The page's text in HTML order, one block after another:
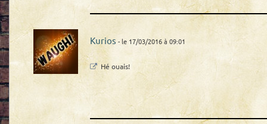
Kurios - le 17/03/2016 à 09:01
Hé ouais!